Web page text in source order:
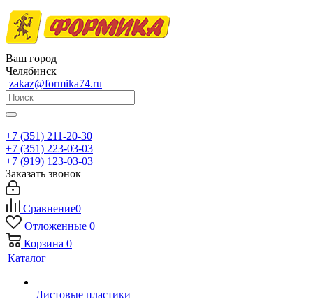
Ваш город
Челябинск
zakaz@formika74.ru
+7 (351) 211-20-30
+7 (351) 223-03-03
+7 (919) 123-03-03
Заказать звонок
Сравнение0
Отложенные 0
Корзина 0
Каталог
Листовые пластики